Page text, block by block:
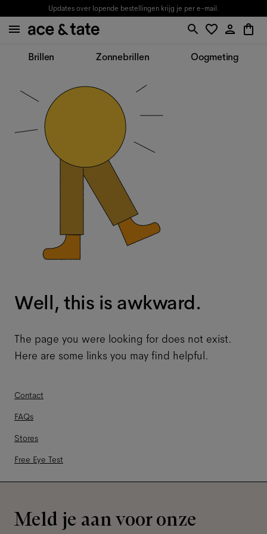
Updates over lopende bestellingen krijg je per e-mail.
Brillen Zonnebrillen Oogmeting
Well, this is awkward.
The page you were looking for does not exist.
Here are some links you may find helpful.
Contact
FAQs
Stores
Free Eye Test
Meld je aan voor onze